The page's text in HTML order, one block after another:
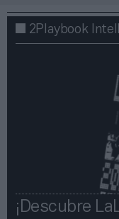
2Playbook
¡Descubre